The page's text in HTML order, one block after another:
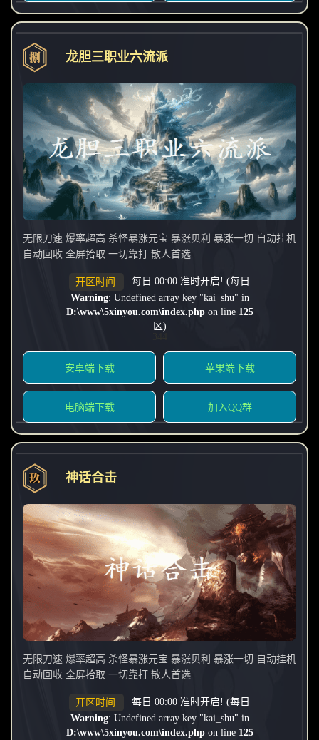
龙胆三职业六流派
无限刀速 爆率超高 杀怪暴涨元宝 暴涨贝利 暴涨一切 自动挂机
自动回收 全屏拾取 一切靠打 散人首选
开区时间
每日 00:00 准时开启! (每日
Warning: Undefined array key "kai_shu" in
D:\www\5xinyou.com\index.phpon line 125
区)
安卓端下载 苹果端下载
电脑端下载 加入QQ群
神话合击
无限刀速 爆率超高 杀怪暴涨元宝 暴涨贝利 暴涨一切 自动挂机
自动回收 全屏拾取 一切靠打 散人首选
开区时间
每日 00:00 准时开启! (每日
Warning: Undefined array key "kai_shu" in
D:\www\5xinyou.com\index.phpon line 125